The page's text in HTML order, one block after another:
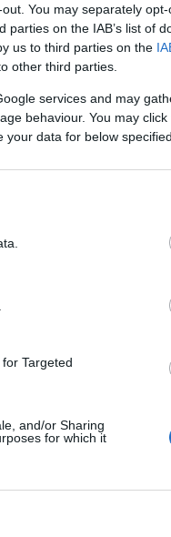
You may separately
on the IAB’s list of
us to third parties on the
other third parties.
services and may
behaviour. You may
data for below
Targeted
and/or Sharing
for which it
spiegando di
avanzatoe
centravanti e
incontro a
squadra che